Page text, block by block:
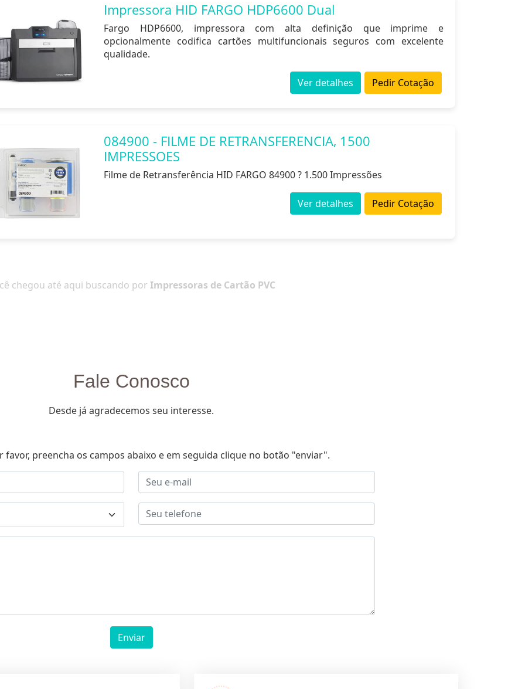
Impressora HID FARGO HDP6600 Dual
Fargo HDP6600, impressora com alta definição que imprime e
opcionalmente codifica cartões multifuncionais seguros com excelente
qualidade.
Pedir Cotação
Ver detalhes
084900 - FILME DE RETRANSFERENCIA, 1500
IMPRESSOES
Filme de Retransferência HID FARGO 84900 ? 1.500 Impressões
Pedir Cotação
Ver detalhes
chegou até aqui buscando por Impressoras de Cartão PVC
Fale Conosco
Desde já agradecemos seu interesse.
favor, preencha os campos abaixo e em seguida clique no botão "enviar".
Enviar